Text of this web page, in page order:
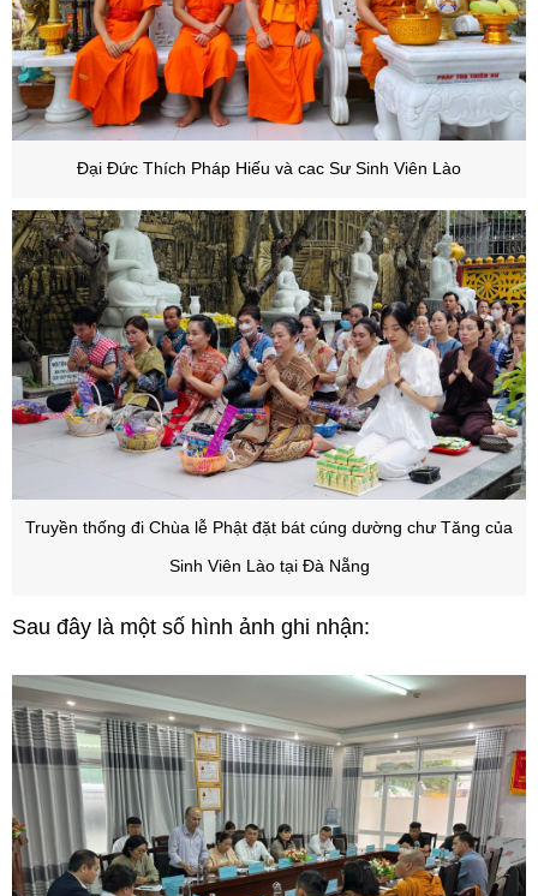
Đại Đức Thích Pháp Hiếu và cac Sư Sinh Viên Lào
Truyền thống đi Chùa lễ Phật đặt bát cúng dường chư Tăng của
Sinh Viên Lào tại Đà Nẵng
Sau đây là một số hình ảnh ghi nhận: